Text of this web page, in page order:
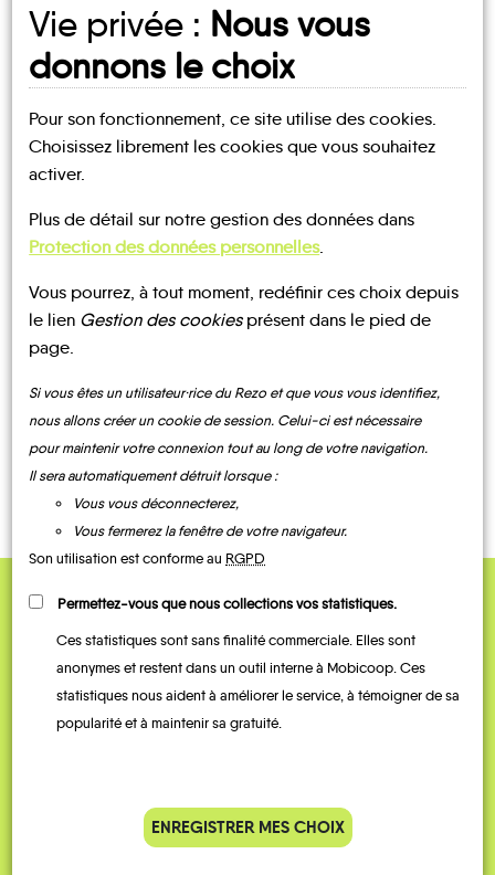
Montouliers
UN AVIS, UN TÉMOIGNAGE
CONTACTEZ-NOUS !
QUELQUES
Témoignages
Vie privée : Nous vous
donnons le choix
Pour son fonctionnement, ce site utilise des cookies.
Choisissez librement les cookies que vous souhaitez
activer.
Plus de détail sur notre gestion des données dans
Protection des données personnelles.
Vous pourrez, à tout moment, redéfinir ces choix depuis
le lien Gestion des cookiesprésent dans le pied de
page.
Si vous êtes un utilisateur·rice du Rezo et que vous vous identifiez,
nous allons créer un cookie de session. Celui-ci est nécessaire
pour maintenir votre connexion tout au long de votre navigation.
Il sera automatiquement détruit lorsque :
Vous vous déconnecterez,
Vous fermerez la fenêtre de votre navigateur.
Son utilisation est conforme au RGPD
Permettez-vous que nous collections vos statistiques.
Ces statistiques sont sans finalité commerciale. Elles sont
anonymes et restent dans un outil interne à Mobicoop. Ces
statistiques nous aident à améliorer le service, à témoigner de sa
popularité et à maintenir sa gratuité.
ENREGISTRER MES CHOIX